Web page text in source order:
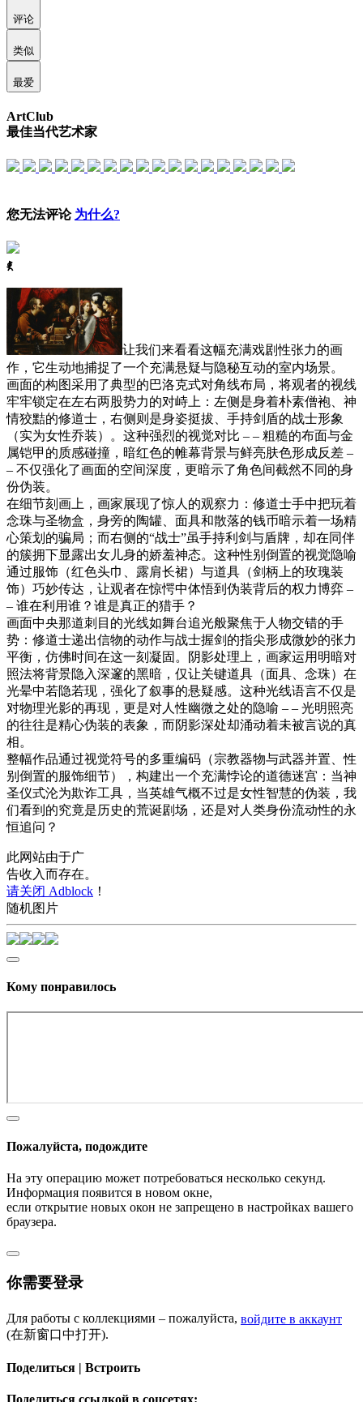
评论
类似
最爱
ArtClub
最佳当代艺术家
您无法评论 为什么?
ꈅ
让我们来看看这幅充满戏剧性张力的画
作，它生动地捕捉了一个充满悬疑与隐秘互动的室内场景。
画面的构图采用了典型的巴洛克式对角线布局，将观者的视线
牢牢锁定在左右两股势力的对峙上：左侧是身着朴素僧袍、神
情狡黠的修道士，右侧则是身姿挺拔、手持剑盾的战士形象
（实为女性乔装）。这种强烈的视觉对比 – – 粗糙的布面与金
属铠甲的质感碰撞，暗红色的帷幕背景与鲜亮肤色形成反差 –
– 不仅强化了画面的空间深度，更暗示了角色间截然不同的身
份伪装。
在细节刻画上，画家展现了惊人的观察力：修道士手中把玩着
念珠与圣物盒，身旁的陶罐、面具和散落的钱币暗示着一场精
心策划的骗局；而右侧的“战士”虽手持利剑与盾牌，却在同伴
的簇拥下显露出女儿身的娇羞神态。这种性别倒置的视觉隐喻
通过服饰（红色头巾、露肩长裙）与道具（剑柄上的玫瑰装
饰）巧妙传达，让观者在惊愕中体悟到伪装背后的权力博弈 –
– 谁在利用谁？谁是真正的猎手？
画面中央那道刺目的光线如舞台追光般聚焦于人物交错的手
势：修道士递出信物的动作与战士握剑的指尖形成微妙的张力
平衡，仿佛时间在这一刻凝固。阴影处理上，画家运用明暗对
照法将背景隐入深邃的黑暗，仅让关键道具（面具、念珠）在
光晕中若隐若现，强化了叙事的悬疑感。这种光线语言不仅是
对物理光影的再现，更是对人性幽微之处的隐喻 – – 光明照亮
的往往是精心伪装的表象，而阴影深处却涌动着未被言说的真
相。
整幅作品通过视觉符号的多重编码（宗教器物与武器并置、性
别倒置的服饰细节），构建出一个充满悖论的道德迷宫：当神
圣仪式沦为欺诈工具，当英雄气概不过是女性智慧的伪装，我
们看到的究竟是历史的荒诞剧场，还是对人类身份流动性的永
恒追问？
此网站由于广
告收入而存在。
请关闭 Adblock ！
随机图片
Кому понравилось
Пожалуйста, подождите
На эту операцию может потребоваться несколько секунд.
Информация появится в новом окне,
если открытие новых окон не запрещено в настройках вашего
браузера.
你需要登录
Для работы с коллекциями – пожалуйста, войдите в аккаунт
(在新窗口中打开).
Поделиться | Встроить